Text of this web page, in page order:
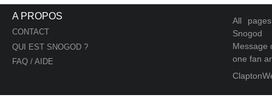
A PROPOS
CONTACT
QUI EST SNOGOD ?
FAQ / AIDE
All
Snogod
Message
one fan